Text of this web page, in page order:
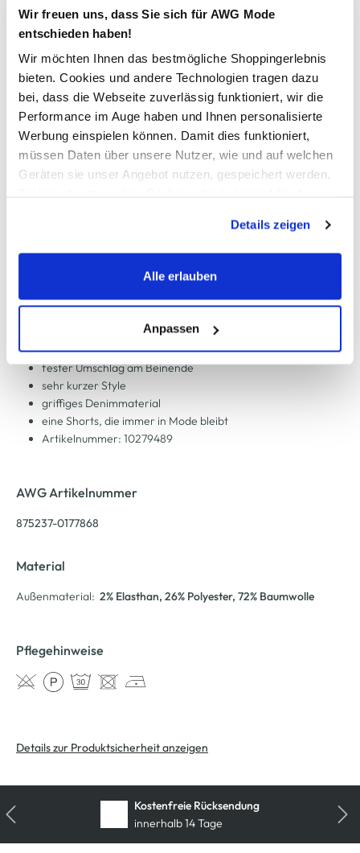
Wir freuen uns, dass Sie sich für AWG Mode
entschieden haben!
Wir möchten Ihnen das bestmögliche Shoppingerlebnis
bieten. Cookies und andere Technologien tragen dazu
bei, dass die Webseite zuverlässig funktioniert, wir die
Performance im Auge haben und Ihnen personalisierte
Werbung einspielen können. Damit dies funktioniert,
müssen Daten über unsere Nutzer, wie und auf welchen
Geräten sie unser Angebot nutzen, gespeichert werden.
werden, werden bei der Nutzung der Webseite auf jeden
Fall gesetzt. Cookies von Drittanbietern für Analyse- oder
Trackingzwecke werden nur dann aktiviert, wenn Sie das
erlauben" bzw. "Alle erlauben" klicken. Mehr dazu
(einschließlich der Möglichkeit, die Einwilligungserklärung
zu ändern oder zu widerrufen) erfahren Sie in unserem
Cookie-Hinweisbzw. derDatenschutzerklärung.
Details zeigen
Alle erlauben
Anpassen
Schneller DHL Versand: in 1–3 Werktagen
Kostenfreie Rücksendung innerhalb 14 Tage
Kostenlose Filiallieferung in Ihre Wunschfiliale
Zur Wunschliste hinzufügen
modische Shorts von Vero Moda
im 5 Pocket Style gehalten
fester Umschlag am Beinende
sehr kurzer Style
griffiges Denimmaterial
eine Shorts, die immer in Mode bleibt
Artikelnummer: 10279489
AWG Artikelnummer
875237-0177868
Material
Außenmaterial: 2% Elasthan, 26% Polyester, 72% Baumwolle
Pflegehinweise
Details zur Produktsicherheit anzeigen
Kostenfreie Rücksendung
innerhalb 14 Tage